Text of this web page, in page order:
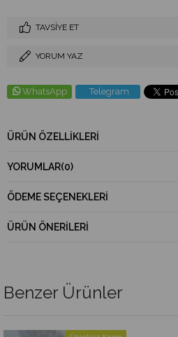
TAVSIYE ET
YORUM YAZ
WhatsApp Telegram
ÜRÜN ÖZELLIKLERI
YORUMLAR(0)
ÖDEME SEÇENEKLERI
ÜRÜN ÖNERILERI
Benzer Ürünler